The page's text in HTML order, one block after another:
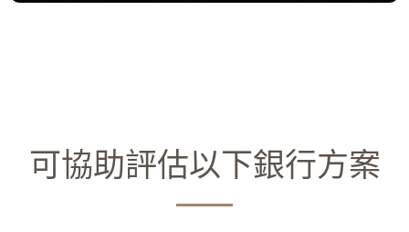
可協助評估以下銀行方案